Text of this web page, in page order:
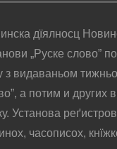
дїялносц
„Руске слово”
з видаваньом
а потим и других
Установа
часописох,